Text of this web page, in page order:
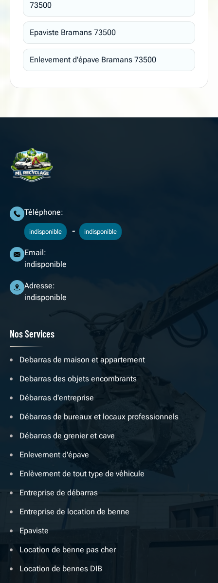
73500
Epaviste Bramans 73500
Enlevement d'épave Bramans 73500
Téléphone:
indisponible - indisponible
Email:
indisponible
Adresse:
indisponible
Nos Services
Debarras de maison et appartement
Debarras des objets encombrants
Débarras d'entreprise
Débarras de bureaux et locaux professionnels
Débarras de grenier et cave
Enlevement d'épave
Enlèvement de tout type de véhicule
Entreprise de débarras
Entreprise de location de benne
Epaviste
Location de benne pas cher
Location de bennes DIB